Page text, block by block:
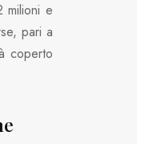
milioni e
pari a
coperto